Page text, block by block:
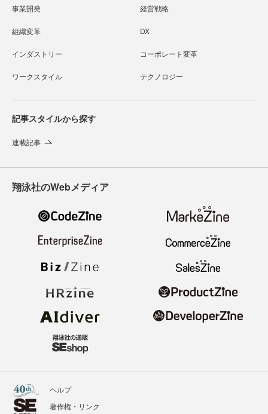
事業開発 経営戦略
組織変革 DX
インダストリー コーポレート変革
ワークスタイル テクノロジー
記事スタイルから探す
連載記事
翔泳社のWebメディア
ヘルプ
著作権・リンク